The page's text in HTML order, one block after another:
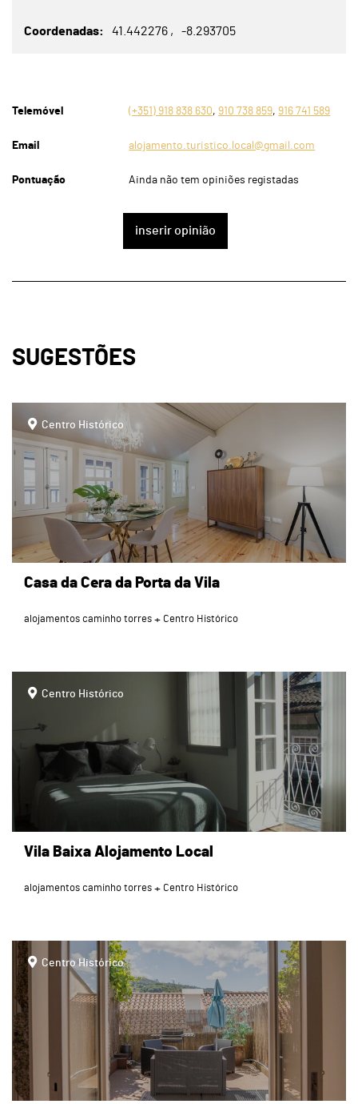
Coordenadas 41.442276 -8.293705
Telemóvel (+351) 918 838 630,910 738 859,916 741 589
Email alojamento.turistico.local@gmail.com
Pontuação Ainda não tem opiniões registadas
inserir opinião
SUGESTÕES
Centro Histórico
Casa da Cera da Porta da Vila
alojamentos caminho torres Centro Histórico
Centro Histórico
Vila Baixa Alojamento Local
alojamentos caminho torres Centro Histórico
page
Centro Histórico